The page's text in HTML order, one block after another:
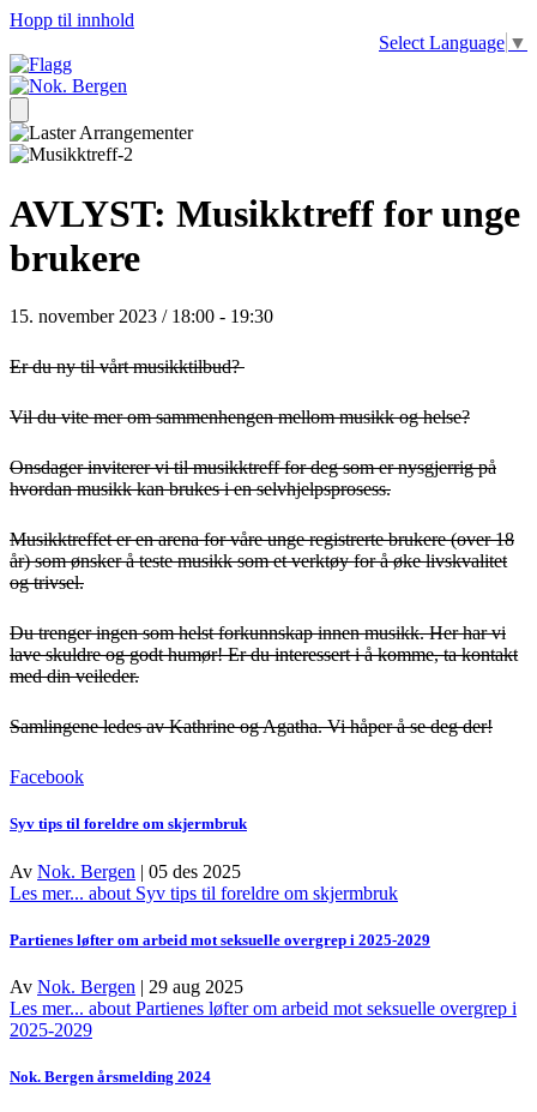
Hopp til innhold
Select Language ▼
AVLYST: Musikktreff for unge
brukere
15. november 2023 / 18:00 - 19:30
Er du ny til vårt musikktilbud?
Vil du vite mer om sammenhengen mellom musikk og helse?
Onsdager inviterer vi til musikktreff for deg som er nysgjerrig på
hvordan musikk kan brukes i en selvhjelpsprosess.
Musikktreffet er en arena for våre unge registrerte brukere (over 18
år) som ønsker å teste musikk som et verktøy for å øke livskvalitet
og trivsel.
Du trenger ingen som helst forkunnskap innen musikk. Her har vi
lave skuldre og godt humør! Er du interessert i å komme, ta kontakt
med din veileder.
Samlingene ledes av Kathrine og Agatha.Vi håper å se deg der!
Facebook
Syv tips til foreldre om skjermbruk
Av Nok. Bergen | 05 des 2025
Les mer... about Syv tips til foreldre om skjermbruk
Partienes løfter om arbeid mot seksuelle overgrep i 2025-2029
Av Nok. Bergen | 29 aug 2025
Les mer... about Partienes løfter om arbeid mot seksuelle overgrep i
2025-2029
Nok. Bergen årsmelding 2024